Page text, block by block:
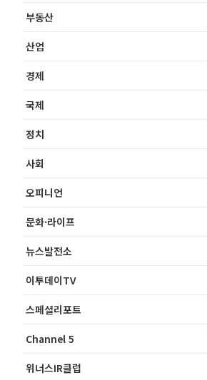
부동산
산업
경제
국제
정치
사회
오피니언
문화·라이프
뉴스발전소
이투데이TV
스페셜리포트
Channel 5
위너스IR클럽